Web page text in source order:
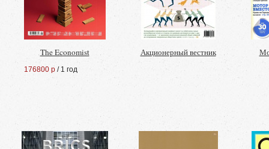
The Economist
176800 р / 1 год
Акционерный вестник